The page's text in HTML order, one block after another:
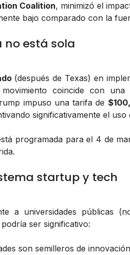
Coalition, minimizó el
bajo comparado con la
no está sola
(después de Texas) en
coincide con
impuso una tarifa de
significativamente el uso
programada para el 4 de
startup y tech
a universidades públicas
ser significativo:
son semilleros de